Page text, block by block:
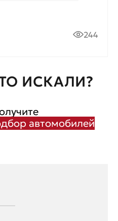
244
ИСКАЛИ?
автомобилей